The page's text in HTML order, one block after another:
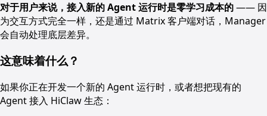
对于用户来说，接入新的 Agent 运行时是零学习成本的—— 因
为交互方式完全一样，还是通过 Matrix 客户端对话，Manager
会自动处理底层差异。
这意味着什么？
如果你正在开发一个新的 Agent 运行时，或者想把现有的
Agent 接入 HiClaw 生态：